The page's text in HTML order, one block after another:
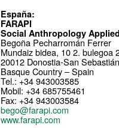
España:
FARAPI
Social Anthropology
Begoña Pecharromán Ferrer
Mundaiz bidea, 10 2. bulegoa
20012 Donostia-San Sebastián
Basque Country – Spain
Tel.: +34 943003585
Mobil: +34 685755461
Fax: +34 943003584
bego@farapi.com
www.farapi.com